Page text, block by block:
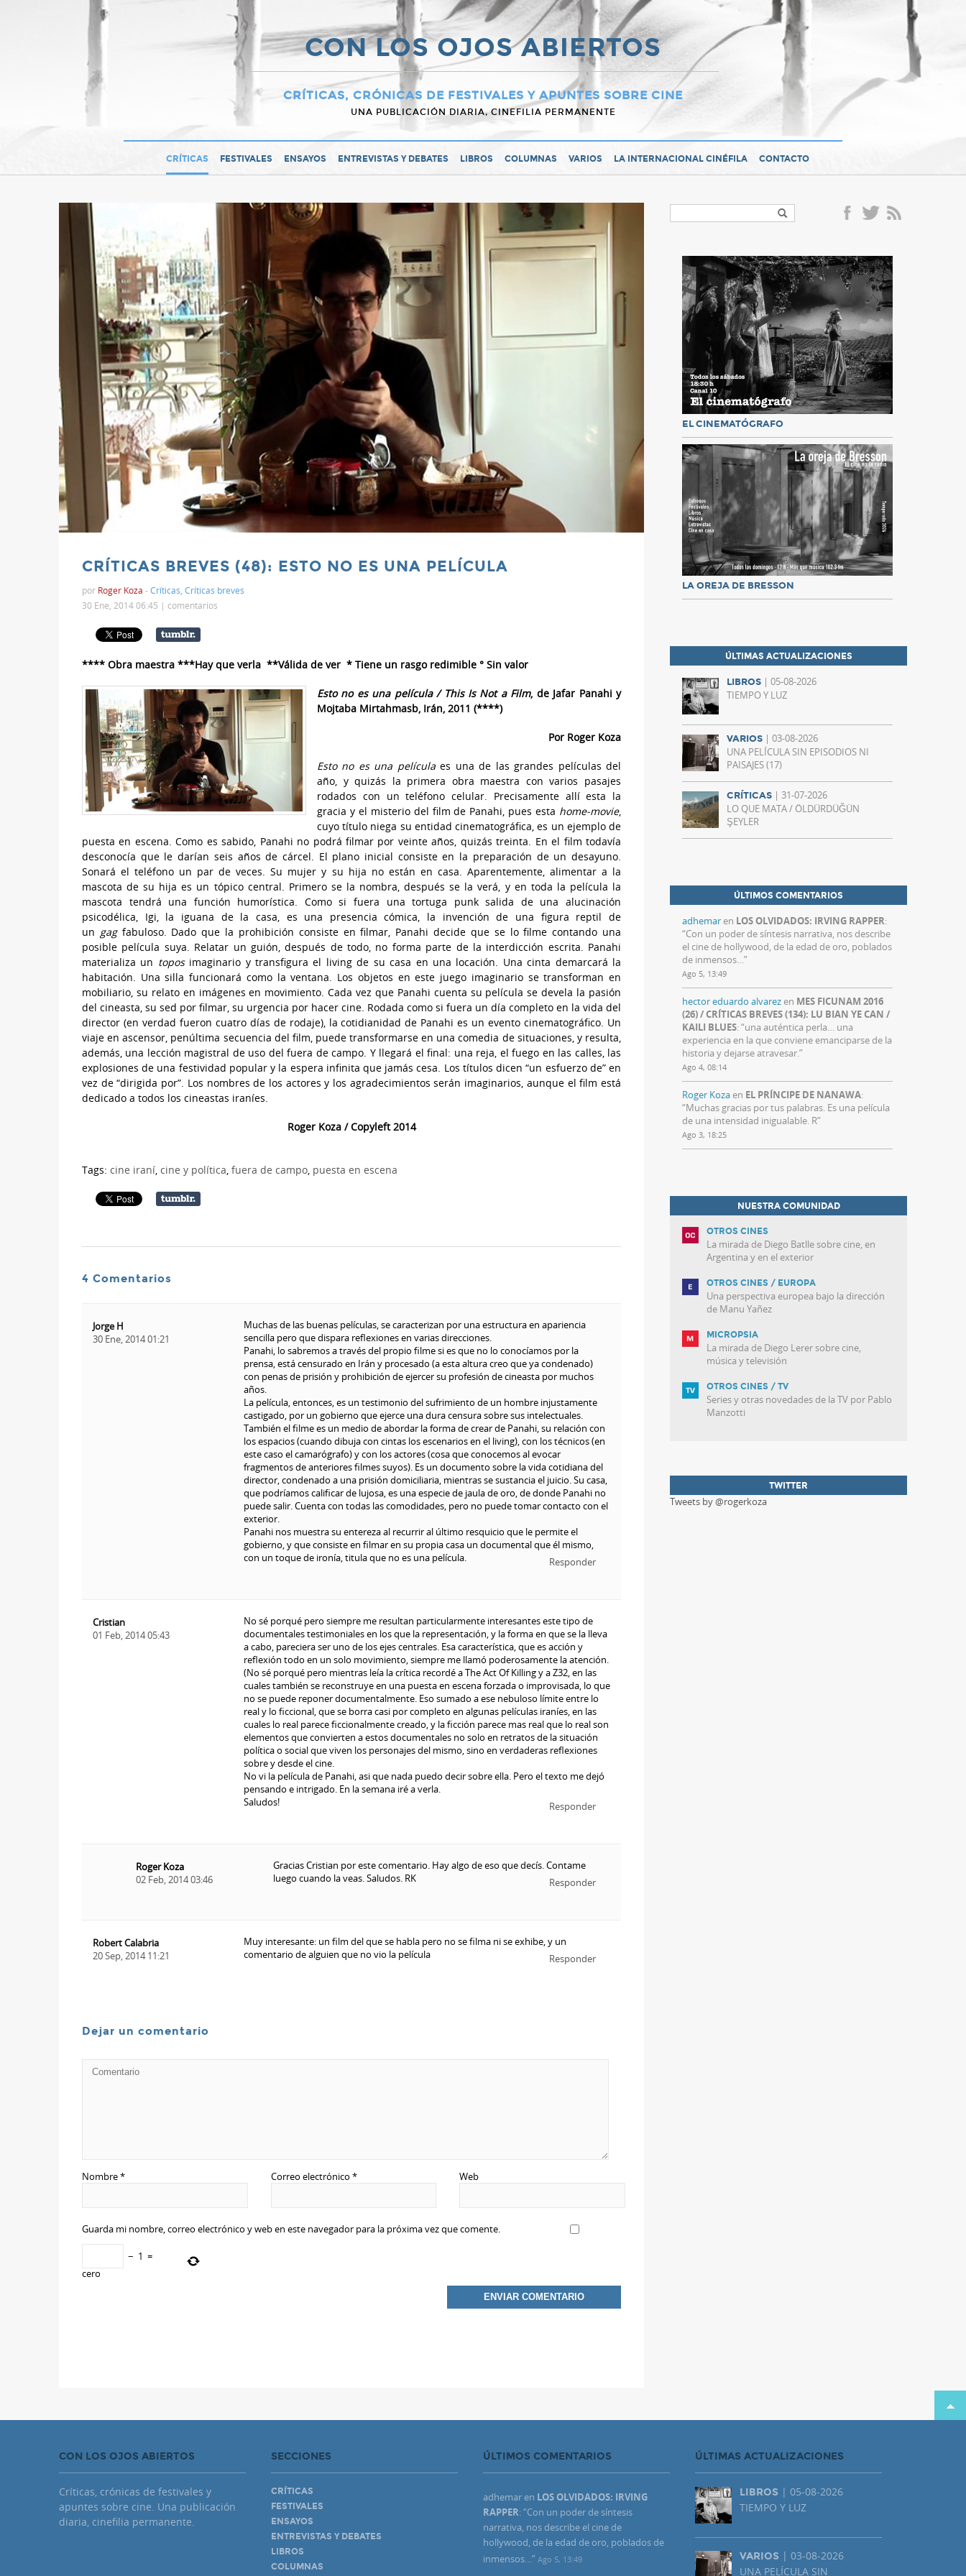
CON LOS OJOS ABIERTOS
CRÍTICAS, CRÓNICAS DE FESTIVALES Y APUNTES SOBRE CINE
UNA PUBLICACIÓN DIARIA, CINEFILIA PERMANENTE
CRÍTICAS FESTIVALES ENSAYOS ENTREVISTAS Y DEBATES LIBROS COLUMNAS VARIOS LA INTERNACIONAL CINÉFILA CONTACTO
CRÍTICAS BREVES (48): ESTO NO ES UNA PELÍCULA
por Roger Koza -Críticas Críticas breves
30 Ene, 2014 06:45 | comentarios
**** Obra maestra ***Hay que verla **Válida de ver * Tiene un rasgo redimible ° Sin valor
Esto no es una película / This Is Not a Film, de Jafar Panahi y
Mojtaba Mirtahmasb, Irán, 2011 (****)
Por Roger Koza
Esto no es una películaes una de las grandes películas del
año, y quizás la primera obra maestra con varios pasajes
rodados con un teléfono celular. Precisamente allí esta la
gracia y el misterio del film de Panahi, pues esta home-movie,
cuyo título niega su entidad cinematográfica, es un ejemplo de
puesta en escena. Como es sabido, Panahi no podrá filmar por veinte años, quizás treinta. En el film todavía
desconocía que le darían seis años de cárcel. El plano inicial consiste en la preparación de un desayuno.
Sonará el teléfono un par de veces. Su mujer y su hija no están en casa. Aparentemente, alimentar a la
mascota de su hija es un tópico central. Primero se la nombra, después se la verá, y en toda la película la
mascota tendrá una función humorística. Como si fuera una tortuga punk salida de una alucinación
psicodélica, Igi, la iguana de la casa, es una presencia cómica, la invención de una figura reptil de
un gagfabuloso. Dado que la prohibición consiste en filmar, Panahi decide que se lo filme contando una
posible película suya. Relatar un guión, después de todo, no forma parte de la interdicción escrita. Panahi
materializa un toposimaginario y transfigura el living de su casa en una locación. Una cinta demarcará la
habitación. Una silla funcionará como la ventana. Los objetos en este juego imaginario se transforman en
mobiliario, su relato en imágenes en movimiento. Cada vez que Panahi cuenta su película se devela la pasión
del cineasta, su sed por filmar, su urgencia por hacer cine. Rodada como si fuera un día completo en la vida del
director (en verdad fueron cuatro días de rodaje), la cotidianidad de Panahi es un evento cinematográfico. Un
viaje en ascensor, penúltima secuencia del film, puede transformarse en una comedia de situaciones, y resulta,
además, una lección magistral de uso del fuera de campo. Y llegará el final: una reja, el fuego en las calles, las
explosiones de una festividad popular y la espera infinita que jamás cesa. Los títulos dicen “un esfuerzo de” en
vez de “dirigida por”. Los nombres de los actores y los agradecimientos serán imaginarios, aunque el film está
dedicado a todos los cineastas iraníes.
Roger Koza / Copyleft 2014
Tags: cine iraní, cine y política, fuera de campo, puesta en escena
4 Comentarios
Jorge H
30 Ene, 2014 01:21
Muchas de las buenas películas, se caracterizan por una estructura en apariencia
sencilla pero que dispara reflexiones en varias direcciones.
Panahi, lo sabremos a través del propio filme si es que no lo conocíamos por la
prensa, está censurado en Irán y procesado (a esta altura creo que ya condenado)
con penas de prisión y prohibición de ejercer su profesión de cineasta por muchos
años.
La película, entonces, es un testimonio del sufrimiento de un hombre injustamente
castigado, por un gobierno que ejerce una dura censura sobre sus intelectuales.
También el filme es un medio de abordar la forma de crear de Panahi, su relación con
los espacios (cuando dibuja con cintas los escenarios en el living), con los técnicos (en
este caso el camarógrafo) y con los actores (cosa que conocemos al evocar
fragmentos de anteriores filmes suyos). Es un documento sobre la vida cotidiana del
director, condenado a una prisión domiciliaria, mientras se sustancia el juicio. Su casa,
que podríamos calificar de lujosa, es una especie de jaula de oro, de donde Panahi no
puede salir. Cuenta con todas las comodidades, pero no puede tomar contacto con el
exterior.
Panahi nos muestra su entereza al recurrir al último resquicio que le permite el
gobierno, y que consiste en filmar en su propia casa un documental que él mismo,
con un toque de ironía, titula que no es una película.
Responder
Cristian
01 Feb, 2014 05:43
No sé porqué pero siempre me resultan particularmente interesantes este tipo de
documentales testimoniales en los que la representación, y la forma en que se la lleva
a cabo, pareciera ser uno de los ejes centrales. Esa característica, que es acción y
reflexión todo en un solo movimiento, siempre me llamó poderosamente la atención.
(No sé porqué pero mientras leía la crítica recordé a The Act Of Killing y a Z32, en las
cuales también se reconstruye en una puesta en escena forzada o improvisada, lo que
no se puede reponer documentalmente. Eso sumado a ese nebuloso límite entre lo
real y lo ficcional, que se borra casi por completo en algunas películas iraníes, en las
cuales lo real parece ficcionalmente creado, y la ficción parece mas real que lo real son
elementos que convierten a estos documentales no solo en retratos de la situación
política o social que viven los personajes del mismo, sino en verdaderas reflexiones
sobre y desde el cine.
No vi la película de Panahi, asi que nada puedo decir sobre ella. Pero el texto me dejó
pensando e intrigado. En la semana iré a verla.
Saludos!
Responder
Roger Koza
02 Feb, 2014 03:46
Gracias Cristian por este comentario. Hay algo de eso que decís. Contame
luego cuando la veas. Saludos. RK
Responder
Robert Calabria
20 Sep, 2014 11:21
Muy interesante: un film del que se habla pero no se filma ni se exhibe, y un
comentario de alguien que no vio la película
Responder
Dejar un comentario
Nombre* Correo electrónico * Web
Guarda mi nombre, correo electrónico y web en este navegador para la próxima vez que comente.
− 1 =
cero
EL CINEMATÓGRAFO
LA OREJA DE BRESSON
ÚLTIMAS ACTUALIZACIONES
LIBROS | 05-08-2026
TIEMPO Y LUZ
VARIOS | 03-08-2026
UNA PELÍCULA SIN EPISODIOS NI
PAISAJES (17)
CRÍTICAS | 31-07-2026
LO QUE MATA / ÖLDÜRDÜĞÜN
ŞEYLER
ÚLTIMOS COMENTARIOS
adhemaren LOS OLVIDADOS: IRVING RAPPER:
“Con un poder de síntesis narrativa, nos describe
el cine de hollywood, de la edad de oro, poblados
de inmensos…”
Ago 5, 13:49
hector eduardo alvarezen MES FICUNAM 2016
(26) / CRÍTICAS BREVES (134): LU BIAN YE CAN /
KAILI BLUES: “una auténtica perla… una
experiencia en la que conviene emanciparse de la
historia y dejarse atravesar.”
Ago 4, 08:14
Roger Kozaen EL PRÍNCIPE DE NANAWA:
“Muchas gracias por tus palabras. Es una película
de una intensidad inigualable. R”
Ago 3, 18:25
NUESTRA COMUNIDAD
OTROS CINES
La mirada de Diego Batlle sobre cine, en
Argentina y en el exterior
OTROS CINES / EUROPA
Una perspectiva europea bajo la dirección
de Manu Yañez
MICROPSIA
La mirada de Diego Lerer sobre cine,
música y televisión
OTROS CINES / TV
Series y otras novedades de la TV por Pablo
Manzotti
TWITTER
Tweets by @rogerkoza
CON LOS OJOS ABIERTOS
Críticas, crónicas de festivales y
apuntes sobre cine. Una publicación
diaria, cinefilia permanente.
SECCIONES
CRÍTICAS
FESTIVALES
ENSAYOS
ENTREVISTAS Y DEBATES
LIBROS
COLUMNAS
ÚLTIMOS COMENTARIOS
adhemaren LOS OLVIDADOS: IRVING
RAPPER: “Con un poder de síntesis
narrativa, nos describe el cine de
hollywood, de la edad de oro, poblados de
inmensos…” Ago 5, 13:49
ÚLTIMAS ACTUALIZACIONES
LIBROS | 05-08-2026
TIEMPO Y LUZ
VARIOS | 03-08-2026
UNA PELÍCULA SIN